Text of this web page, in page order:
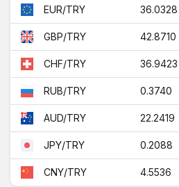
EUR/TRY 36.0328
GBP/TRY 42.8710
CHF/TRY 36.9423
RUB/TRY 0.3740
AUD/TRY 22.2419
JPY/TRY 0.2088
CNY/TRY 4.5536